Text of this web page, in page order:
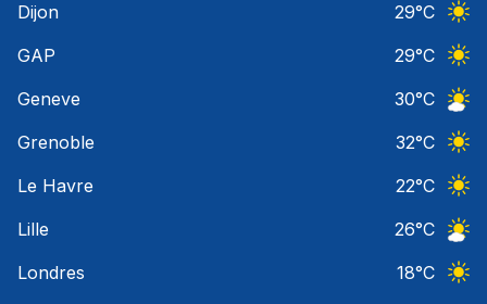
Dijon
29°C
GAP
29°C
Geneve
30°C
Grenoble
32°C
Le Havre
22°C
Lille
26°C
Londres
18°C